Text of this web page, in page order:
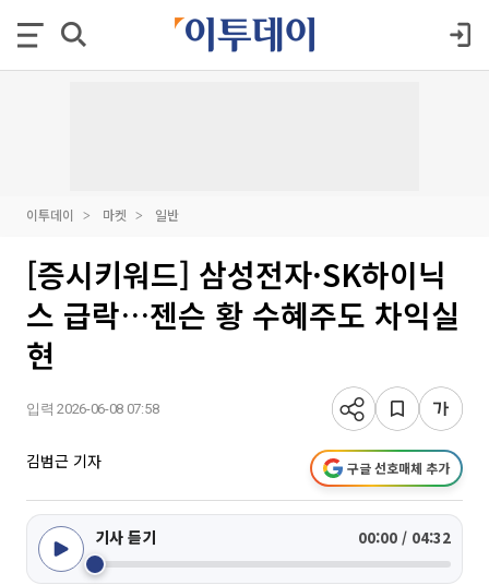
이투데이 마켓 일반
[증시키워드] 삼성전자·SK하이닉
스 급락…젠슨 황 수혜주도 차익실
현
입력 2026-06-08 07:58
김범근 기자 구글 선호매체 추가
기사 듣기 00:00 / 04:32